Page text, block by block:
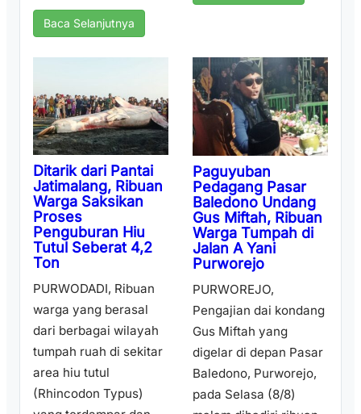
Baca Selanjutnya
Ditarik dari Pantai
Jatimalang, Ribuan
Warga Saksikan
Proses
Penguburan Hiu
Tutul Seberat 4,2
Ton
PURWODADI, Ribuan
warga yang berasal
dari berbagai wilayah
tumpah ruah di sekitar
area hiu tutul
(Rhincodon Typus)
Paguyuban
Pedagang Pasar
Baledono Undang
Gus Miftah, Ribuan
Warga Tumpah di
Jalan A Yani
Purworejo
PURWOREJO,
Pengajian dai kondang
Gus Miftah yang
digelar di depan Pasar
Baledono, Purworejo,
pada Selasa (8/8)